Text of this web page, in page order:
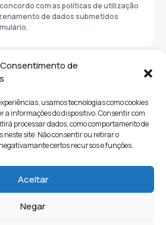
de
usamos tecnologias como cookies
a informações do dispositivo. Consentir com
processar dados, como comportamento de
neste site. Não consentir ou retirar o
certos recursos e funções.
Aceitar
Negar
com as políticas de utilização
de dados submetidos
Ciências e Tecnologia